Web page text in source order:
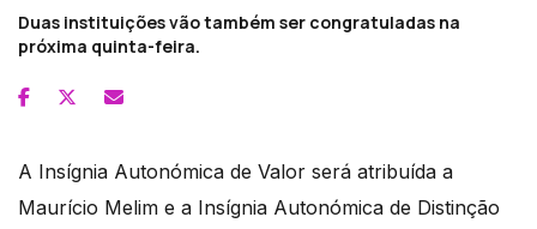
Duas instituições vão também ser congratuladas na
próxima quinta-feira.
A Insígnia Autonómica de Valor será atribuída a
Maurício Melim e a Insígnia Autonómica de Distinção